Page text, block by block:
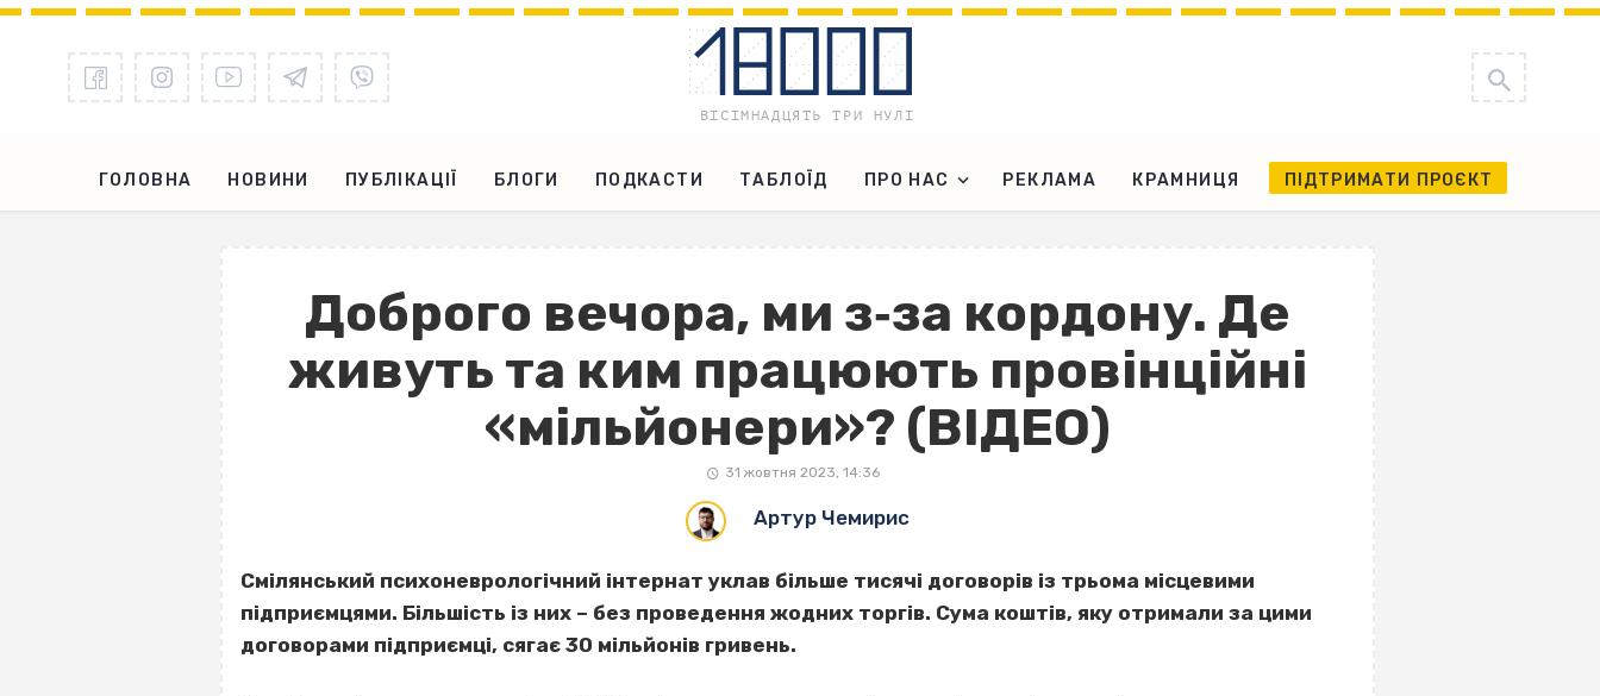
ГОЛОВНА НОВИНИ ПУБЛІКАЦІЇ БЛОГИ ПОДКАСТИ ТАБЛОЇД ПРО НАС РЕКЛАМА КРАМНИЦЯ ПІДТРИМАТИ ПРОЄКТ
Доброго вечора, ми з‐за кордону. Де
живуть та ким працюють провінційні
«мільйонери»? (ВІДЕО)
31 жовтня 2023, 14:36
Артур Чемирис
Смілянський психоневрологічний інтернат уклав більше тисячі договорів із трьома місцевими
підприємцями. Більшість із них – без проведення жодних торгів. Сума коштів, яку отримали за цими
договорами підприємці, сягає 30 мільйонів гривень.